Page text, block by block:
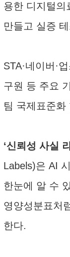
용한 디지털의
만들고 실증
STA·네이버·
구원 등 주요
팀 국제표준화
‘신뢰성 사실
Labels)은 AI
한눈에 알 수
영양성분표처
한다.